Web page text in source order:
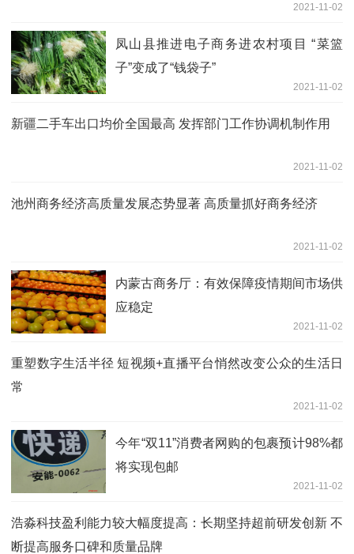
2021-11-02
凤山县推进电子商务进农村项目 “菜篮
子”变成了“钱袋子”
2021-11-02
新疆二手车出口均价全国最高 发挥部门工作协调机制作用
2021-11-02
池州商务经济高质量发展态势显著 高质量抓好商务经济
2021-11-02
内蒙古商务厅：有效保障疫情期间市场供
应稳定
2021-11-02
重塑数字生活半径 短视频+直播平台悄然改变公众的生活日
常
2021-11-02
今年“双11”消费者网购的包裹预计98%都
将实现包邮
2021-11-02
浩淼科技盈利能力较大幅度提高：长期坚持超前研发创新 不
断提高服务口碑和质量品牌